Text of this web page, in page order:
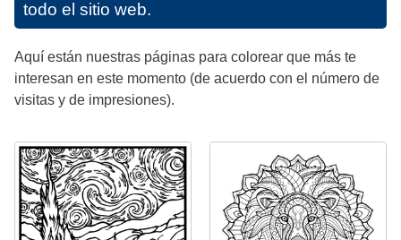
todo el sitio web.
Aquí están nuestras páginas para colorear que más te
interesan en este momento (de acuerdo con el número de
visitas y de impresiones).